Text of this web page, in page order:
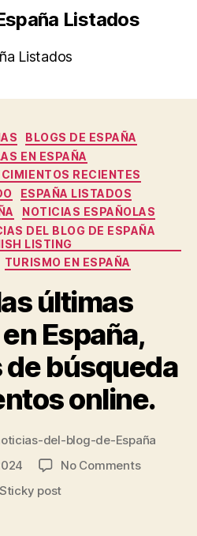
Listados
Listados
Categories
BLOGS DE ESPAÑA
EN ESPAÑA
RECIENTES
ESPAÑA LISTADOS
NOTICIAS ESPAÑOLAS
DEL BLOG DE ESPAÑA
LISTING
TURISMO EN ESPAÑA
últimas
España,
búsqueda
online.
del-blog-de-España
No Commentson
Sticky post